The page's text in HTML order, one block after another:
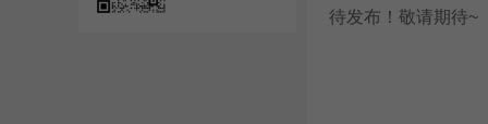
待发布！敬请期待~